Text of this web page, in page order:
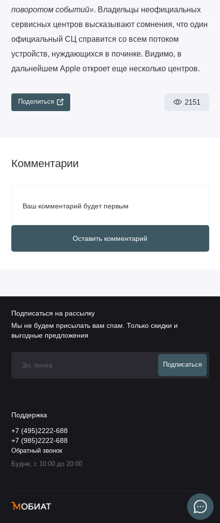
поворотом событий». Владельцы неофициальных
сервисных центров высказывают сомнения, что один
официальный СЦ справится со всем потоком
устройств, нуждающихся в починке. Видимо, в
дальнейшем Apple откроет еще несколько центров.
Поделиться 2151
Комментарии
Ваш комментарий будет первым
Оставить комментарий
Подписаться на рассылку
Мы не будем присылать вам спам. Только скидки и
выгодные предложения
Подписаться
Поддержка
+7 (495)2222-688
+7 (985)2222-688
Обратный звонок
Будни, с 10:00 до 20:00